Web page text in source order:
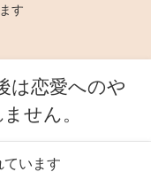
す
は恋愛へのや
せん。
います